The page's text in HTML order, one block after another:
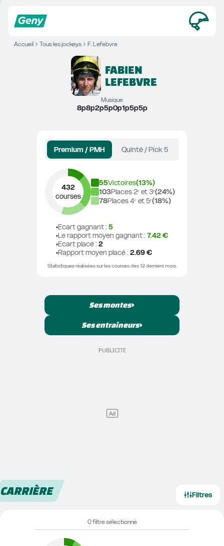
Accueil Tous les jockeys F. Lefebvre
FABIEN
LEFEBVRE
Musique
8p8p2p5p0p1p5p5p
Premium / PMH Quinté / Pick 5
432
courses
55Victoires(13%)
103Places 2ᵉ et 3ᵉ(24%)
78Places 4ᵉ et 5ᵉ(18%)
Ecart gagnant : 5
Le rapport moyen gagnant : 7.42 €
Ecart placé : 2
Rapport moyen placé : 2.69 €
Statistiques réalisées sur les courses des 12 derniers mois.
Ses montes
Ses entraîneurs
CARRIÈRE Filtres
0 filtre sélectionné